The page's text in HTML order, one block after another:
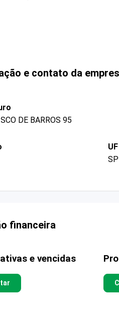
e contato da
DE BARROS 95
UF
SP
financeira
e vencidas